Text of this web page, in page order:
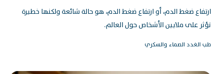
ارتفاع ضغط الدم، أو ارتفاع ضغط الدم، هو حالة شائعة ولكنها خطيرة
تؤثر على ملايين الأشخاص حول العالم.
طب الغدد الصماء والسكري